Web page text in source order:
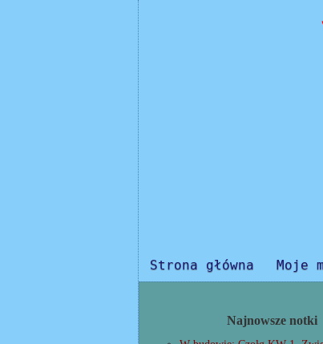
Strona główna Moje
Najnowsze notki